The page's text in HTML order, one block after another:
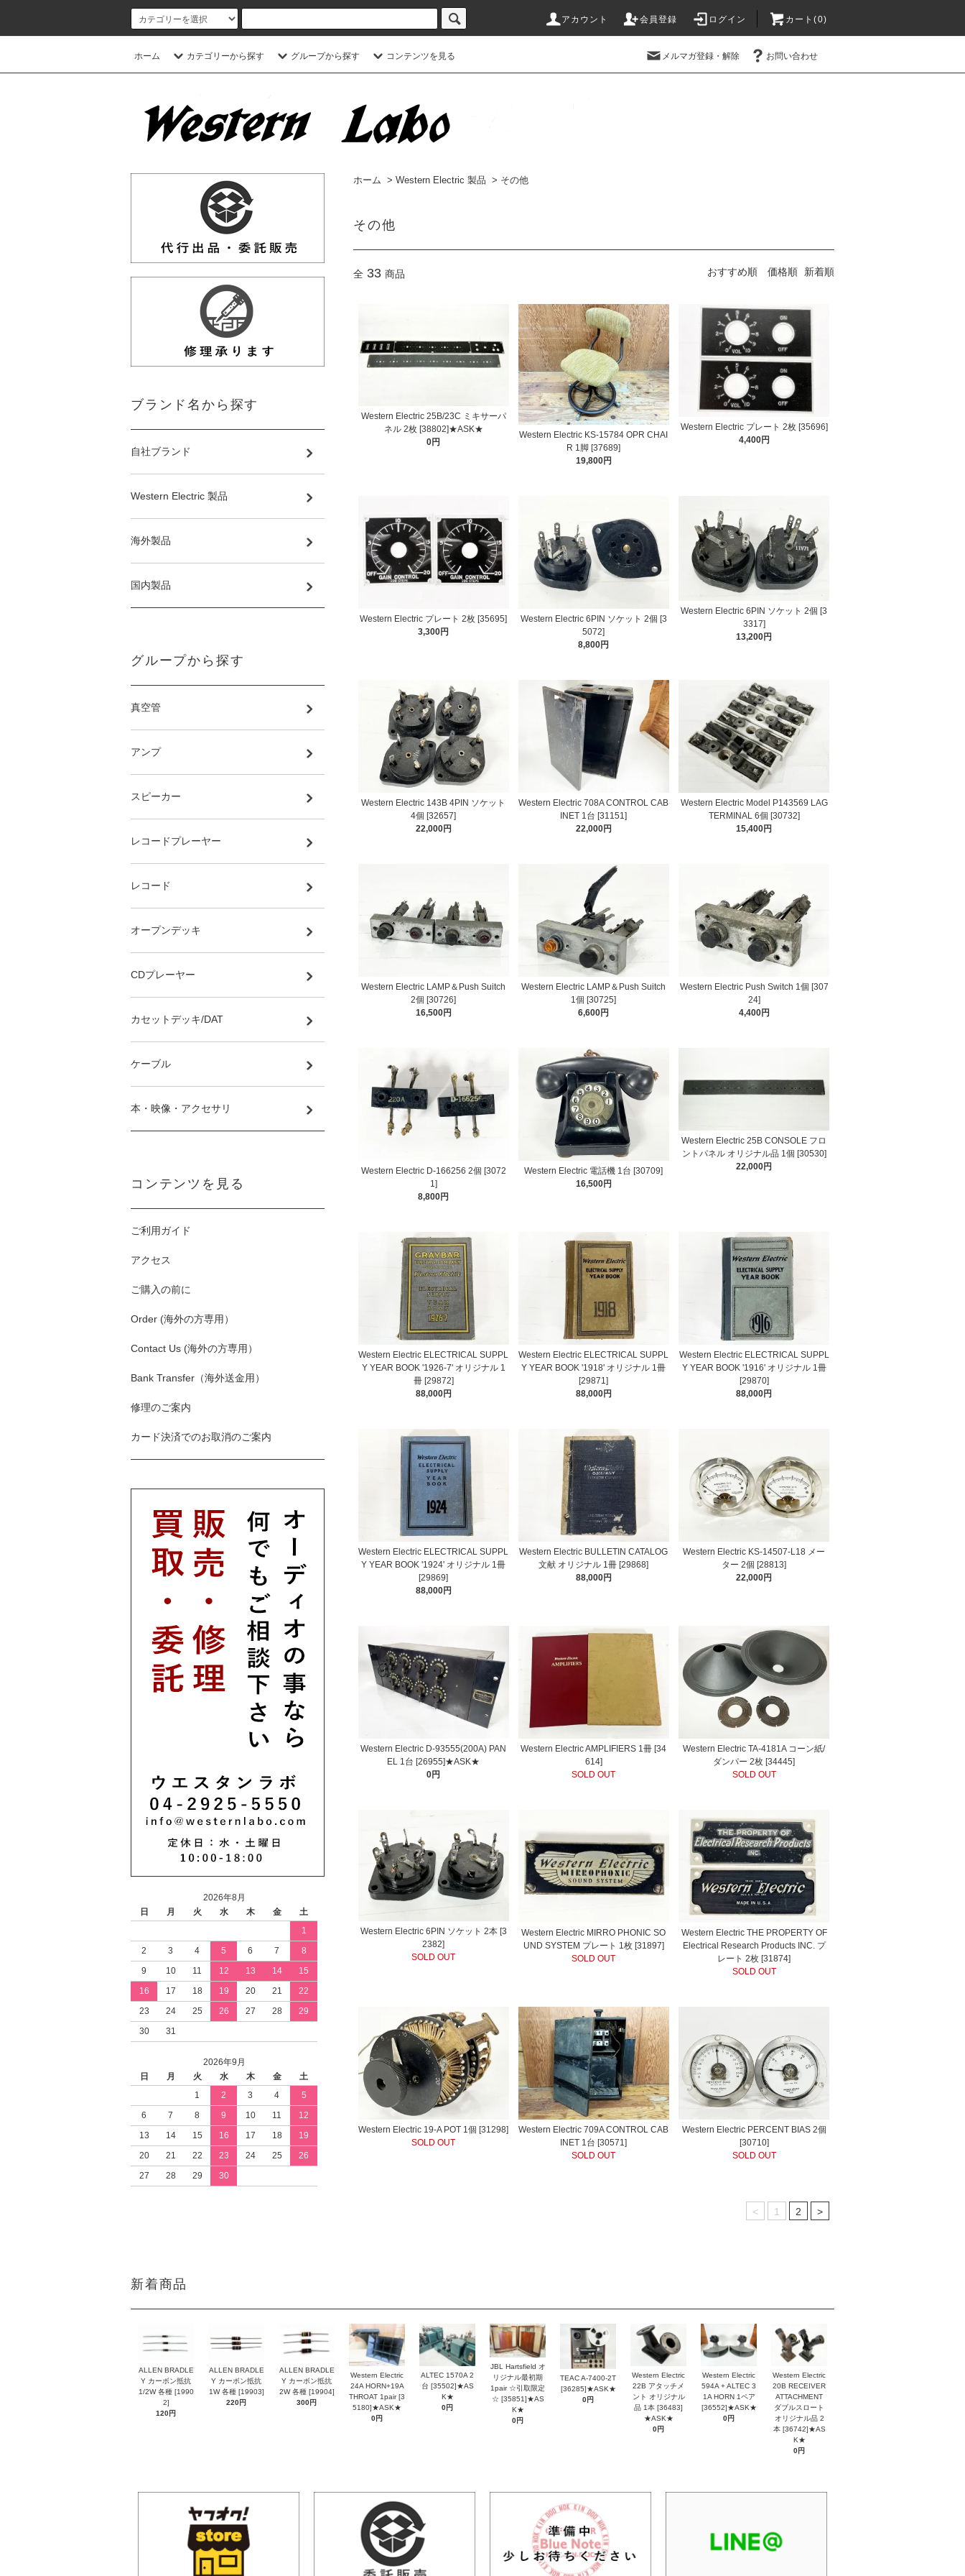
アカウント 会員登録 ログイン カート(0)
ホーム カテゴリーから探す グループから探す コンテンツを見る メルマガ登録・解除 お問い合わせ
ホーム > Western Electric 製品 > その他
その他
全 33 商品 おすすめ順 価格順 新着順
Western Electric 25B/23C ミキサーパ
ネル 2枚 [38802]★ASK★
0円
Western Electric KS-15784 OPR CHAI
R 1脚 [37689]
19,800円
Western Electric プレート 2枚 [35696]
4,400円
Western Electric プレート 2枚 [35695]
3,300円
Western Electric 6PIN ソケット 2個 [3
5072]
8,800円
Western Electric 6PIN ソケット 2個 [3
3317]
13,200円
Western Electric 143B 4PIN ソケット
4個 [32657]
22,000円
Western Electric 708A CONTROL CAB
INET 1台 [31151]
22,000円
Western Electric Model P143569 LAG
TERMINAL 6個 [30732]
15,400円
Western Electric LAMP＆Push Suitch
2個 [30726]
16,500円
Western Electric LAMP＆Push Suitch
1個 [30725]
6,600円
Western Electric Push Switch 1個 [307
24]
4,400円
Western Electric D-166256 2個 [3072
1]
8,800円
Western Electric 電話機 1台 [30709]
16,500円
Western Electric 25B CONSOLE フロ
ントパネル オリジナル品 1個 [30530]
22,000円
Western Electric ELECTRICAL SUPPL
Y YEAR BOOK '1926-7' オリジナル 1
冊 [29872]
88,000円
Western Electric ELECTRICAL SUPPL
Y YEAR BOOK '1918' オリジナル 1冊
[29871]
88,000円
Western Electric ELECTRICAL SUPPL
Y YEAR BOOK '1916' オリジナル 1冊
[29870]
88,000円
Western Electric ELECTRICAL SUPPL
Y YEAR BOOK '1924' オリジナル 1冊
[29869]
88,000円
Western Electric BULLETIN CATALOG
文献 オリジナル 1冊 [29868]
88,000円
Western Electric KS-14507-L18 メー
ター 2個 [28813]
22,000円
Western Electric D-93555(200A) PAN
EL 1台 [26955]★ASK★
0円
Western Electric AMPLIFIERS 1冊 [34
614]
SOLD OUT
Western Electric TA-4181A コーン紙/
ダンパー 2枚 [34445]
SOLD OUT
Western Electric 6PIN ソケット 2本 [3
2382]
SOLD OUT
Western Electric MIRRO PHONIC SO
UND SYSTEM プレート 1枚 [31897]
SOLD OUT
Western Electric THE PROPERTY OF
Electrical Research Products INC. プ
レート 2枚 [31874]
SOLD OUT
Western Electric 19-A POT 1個 [31298]
SOLD OUT
Western Electric 709A CONTROL CAB
INET 1台 [30571]
SOLD OUT
Western Electric PERCENT BIAS 2個
[30710]
SOLD OUT
< 1 2 >
ブランド名から探す
自社ブランド
Western Electric 製品
海外製品
国内製品
グループから探す
真空管
アンプ
スピーカー
レコードプレーヤー
レコード
オープンデッキ
CDプレーヤー
カセットデッキ/DAT
ケーブル
本・映像・アクセサリ
コンテンツを見る
ご利用ガイド
アクセス
ご購入の前に
Order (海外の方専用）
Contact Us (海外の方専用）
Bank Transfer（海外送金用）
修理のご案内
カード決済でのお取消のご案内
2026年8月
日
月 火 水 木 金
土
1
2
3 4 5 6 7
8
9
10 11 12 13 14
15
16
17 18 19 20 21
22
23
24 25 26 27 28
29
30
31
2026年9月
日
月 火 水 木 金
土
1
2 3 4
5
6
7 8 9 10 11
12
13
14 15 16 17 18
19
20
21 22 23 24 25
26
27
28 29 30
新着商品
ALLEN BRADLE
Y カーボン抵抗
1/2W 各種 [1990
2]
120円
ALLEN BRADLE
Y カーボン抵抗
1W 各種 [19903]
220円
ALLEN BRADLE
Y カーボン抵抗
2W 各種 [19904]
300円
Western Electric
24A HORN+19A
THROAT 1pair [3
5180]★ASK★
0円
ALTEC 1570A 2
台 [35502]★AS
K★
0円
JBL Hartsfield オ
リジナル最初期
1pair ☆引取限定
☆ [35851]★AS
K★
0円
TEAC A-7400-2T
[36285]★ASK★
0円
Western Electric
22B アタッチメ
ント オリジナル
品 1本 [36483]
★ASK★
0円
Western Electric
594A + ALTEC 3
1A HORN 1ペア
[36552]★ASK★
0円
Western Electric
20B RECEIVER
ATTACHMENT
ダブルスロート
オリジナル品 2
本 [36742]★AS
K★
0円